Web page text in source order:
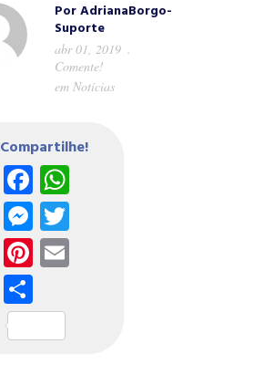
PorAdrianaBorgo-
Suporte
abr 01, 2019
Comente!
em Notícias
Compartilhe!
Facebook
WhatsApp
Messenger
Twitter
Pinterest
Email
Share